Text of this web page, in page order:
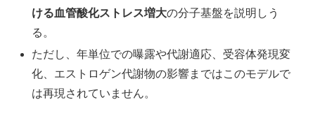
ける血管酸化ストレス増大の分子基盤を説明しう
る。
ただし、年単位での曝露や代謝適応、受容体発現変
化、エストロゲン代謝物の影響まではこのモデルで
は再現されていません。